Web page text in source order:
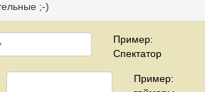
;-)
Пример:
Спектатор
Пример: